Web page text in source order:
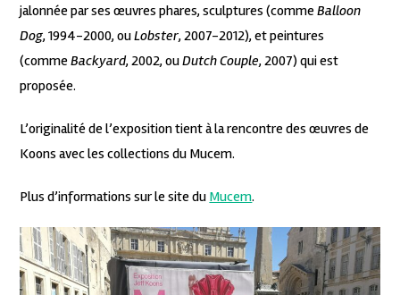
jalonnée par ses œuvres phares, sculptures (commeBalloon
Dog, 1994-2000, ouLobster, 2007-2012), et peintures
(commeBackyard, 2002, ouDutch Couple, 2007) qui est
proposée.
L’originalité de l’exposition tient à la rencontre des œuvres de
Koons avec les collections du Mucem.
Plus d’informations sur le site du Mucem.